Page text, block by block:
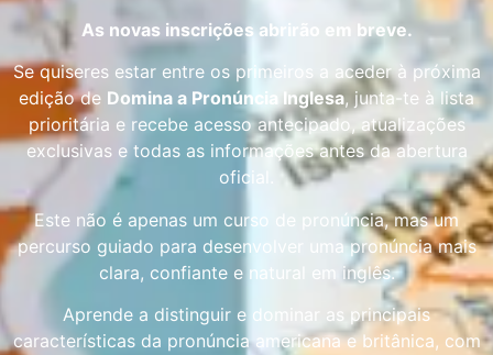
As novas inscrições abrirão em breve.
Se quiseres estar entre os primeiros a aceder à próxima
edição de Domina a Pronúncia Inglesa, junta-te à lista
prioritária e recebe acesso antecipado, atualizações
exclusivas e todas as informações antes da abertura
oficial.
Este não é apenas um curso de pronúncia, mas um
percurso guiado para desenvolver uma pronúncia mais
clara, confiante e natural em inglês.
Aprende a distinguir e dominar as principais
características da pronúncia americana e britânica, com